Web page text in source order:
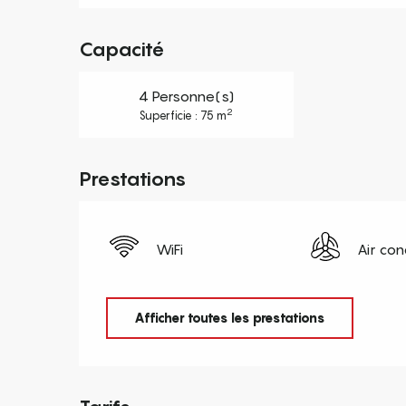
Capacité
4 Personne(s)
Superficie : 75 m2
Prestations
WiFi Air
Afficher toutes les prestations